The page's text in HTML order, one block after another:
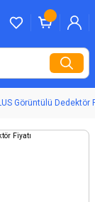
Görüntülü Dedektör